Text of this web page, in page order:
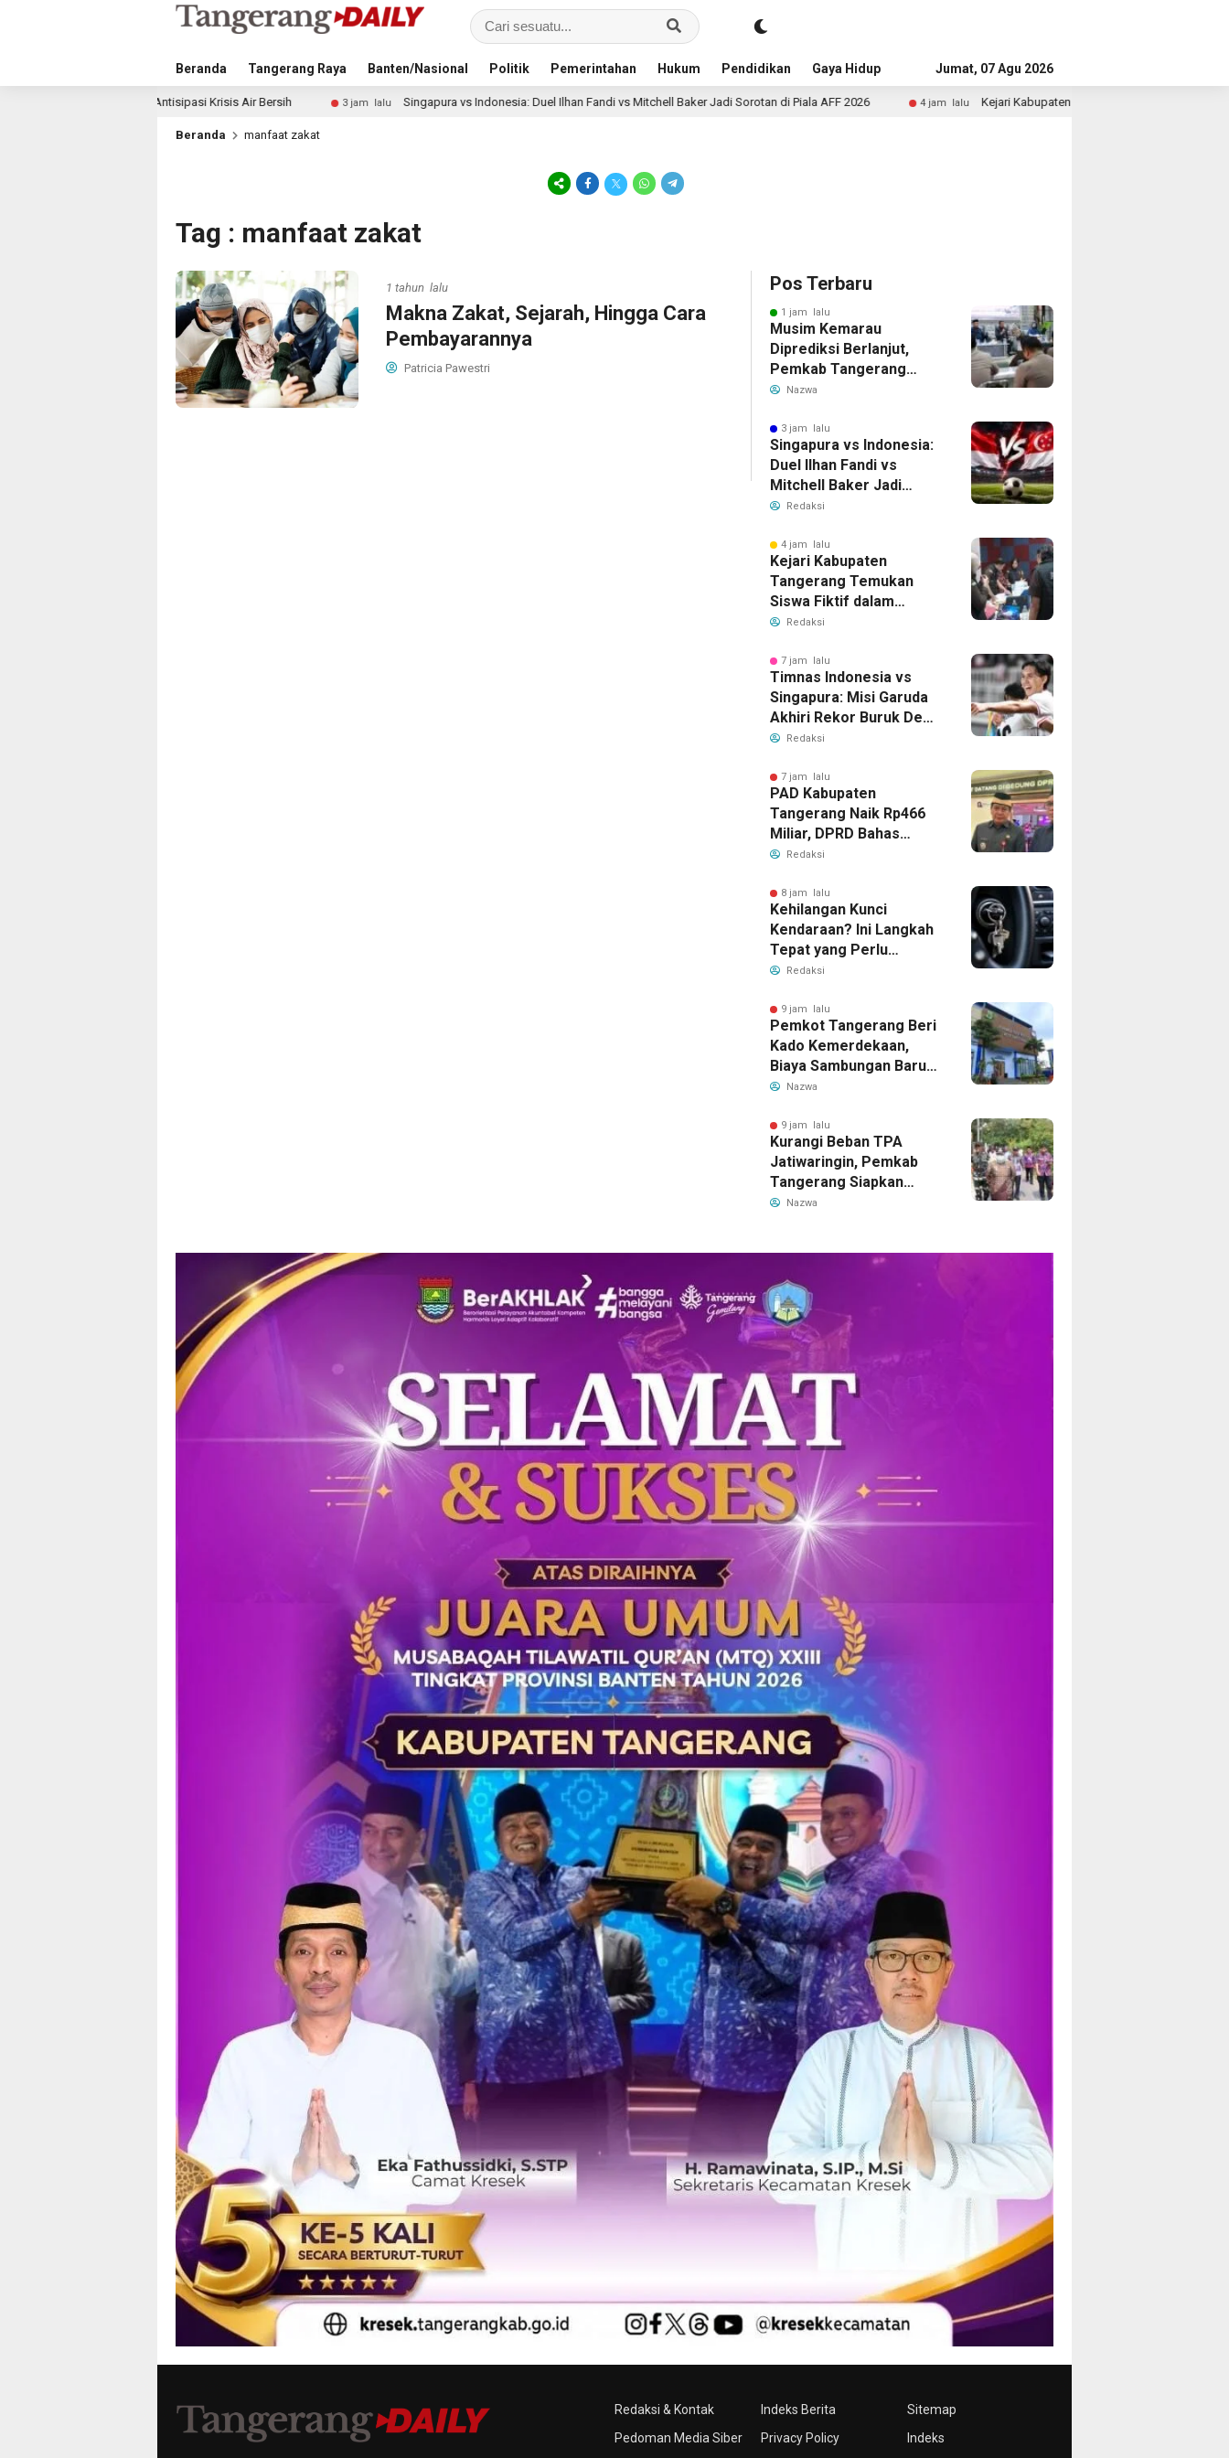
Beranda Tangerang Raya Banten/Nasional Politik Pemerintahan Hukum Pendidikan Gaya Hidup Advertorial
Jumat, 07 Agu 2026
Antisipasi Krisis Air Bersih 3 jam lalu Singapura vs Indonesia: Duel Ilhan Fandi vs Mitchell Baker Jadi Sorotan di Piala AFF 2026 4 jam lalu Kejari Kabupaten Tangerang Temukan Siswa Fiktif dalam
Beranda manfaat zakat
Tag : manfaat zakat
1 tahun lalu
Makna Zakat, Sejarah, Hingga Cara
Pembayarannya
Patricia Pawestri
Pos Terbaru
1 jam lalu
Musim Kemarau
Diprediksi Berlanjut,
Pemkab Tangerang
Siapkan Langkah
Bersih
Nazwa
3 jam lalu
Singapura vs Indonesia:
Duel Ilhan Fandi vs
Mitchell Baker Jadi
Sorotan di Piala AFF
Redaksi
4 jam lalu
Kejari Kabupaten
Tangerang Temukan
Siswa Fiktif dalam
Penyidikan Dana BOP
Redaksi
7 jam lalu
Timnas Indonesia vs
Singapura: Misi Garuda
Akhiri Rekor Buruk Demi
Tiket Semifinal Piala AFF
Redaksi
7 jam lalu
PAD Kabupaten
Tangerang Naik Rp466
Miliar, DPRD Bahas
Perubahan KUA-PPAS
Redaksi
8 jam lalu
Kehilangan Kunci
Kendaraan? Ini Langkah
Tepat yang Perlu
Dilakukan
Redaksi
9 jam lalu
Pemkot Tangerang Beri
Kado Kemerdekaan,
Biaya Sambungan Baru
Air Bersih Dipangkas
Nazwa
9 jam lalu
Kurangi Beban TPA
Jatiwaringin, Pemkab
Tangerang Siapkan
TPS3R Baru di Tigaraksa
Nazwa
Redaksi & Kontak
Pedoman Media Siber
Indeks Berita
Privacy Policy
Sitemap
Indeks